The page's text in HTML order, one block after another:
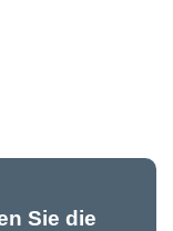
Sie die